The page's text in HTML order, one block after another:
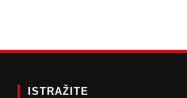
ISTRAŽITE